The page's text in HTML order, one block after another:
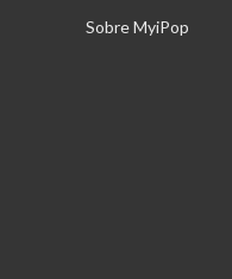
Sobre MyiPop